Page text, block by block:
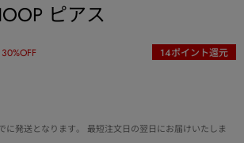
ピアス
30%OFF 14ポイント還元
に発送となります。 最短注文日の翌日にお届けいたしま